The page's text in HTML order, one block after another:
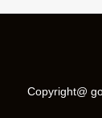
Copyright@